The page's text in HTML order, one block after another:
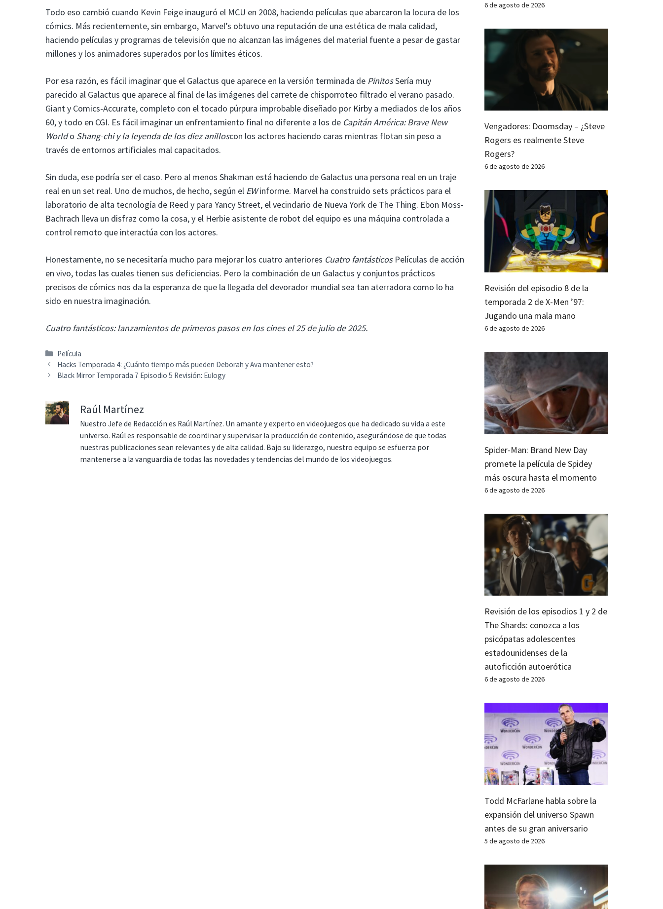
Todo eso cambió cuando Kevin Feige inauguró el MCU en 2008, haciendo películas que abarcaron la locura de los
cómics. Más recientemente, sin embargo, Marvel’s obtuvo una reputación de una estética de mala calidad,
haciendo películas y programas de televisión que no alcanzan las imágenes del material fuente a pesar de gastar
millones y los animadores superados por los límites éticos.
Por esa razón, es fácil imaginar que el Galactus que aparece en la versión terminada de PinitosSería muy
parecido al Galactus que aparece al final de las imágenes del carrete de chisporroteo filtrado el verano pasado.
Giant y Comics-Accurate, completo con el tocado púrpura improbable diseñado por Kirby a mediados de los años
60, y todo en CGI. Es fácil imaginar un enfrentamiento final no diferente a los de Capitán América: Brave New
Worldo Shang-chi y la leyenda de los diez anilloscon los actores haciendo caras mientras flotan sin peso a
través de entornos artificiales mal capacitados.
Sin duda, ese podría ser el caso. Pero al menos Shakman está haciendo de Galactus una persona real en un traje
real en un set real. Uno de muchos, de hecho, según el EWinforme. Marvel ha construido sets prácticos para el
laboratorio de alta tecnología de Reed y para Yancy Street, el vecindario de Nueva York de The Thing. Ebon Moss-
Bachrach lleva un disfraz como la cosa, y el Herbie asistente de robot del equipo es una máquina controlada a
control remoto que interactúa con los actores.
Honestamente, no se necesitaría mucho para mejorar los cuatro anteriores Cuatro fantásticosPelículas de acción
en vivo, todas las cuales tienen sus deficiencias. Pero la combinación de un Galactus y conjuntos prácticos
precisos de cómics nos da la esperanza de que la llegada del devorador mundial sea tan aterradora como lo ha
sido en nuestra imaginación.
Cuatro fantásticos: lanzamientos de primeros pasos en los cines el 25 de julio de 2025.
Categorías
Película
Hacks Temporada 4: ¿Cuánto tiempo más pueden Deborah y Ava mantener esto?
Black Mirror Temporada 7 Episodio 5 Revisión: Eulogy
Raúl Martínez
Nuestro Jefe de Redacción es Raúl Martínez. Un amante y experto en videojuegos que ha dedicado su vida a este
universo. Raúl es responsable de coordinar y supervisar la producción de contenido, asegurándose de que todas
nuestras publicaciones sean relevantes y de alta calidad. Bajo su liderazgo, nuestro equipo se esfuerza por
mantenerse a la vanguardia de todas las novedades y tendencias del mundo de los videojuegos.
6 de agosto de 2026
Vengadores: Doomsday – ¿Steve
Rogers es realmente Steve
Rogers?
6 de agosto de 2026
Revisión del episodio 8 de la
temporada 2 de X-Men ’97:
Jugando una mala mano
6 de agosto de 2026
Spider-Man: Brand New Day
promete la película de Spidey
más oscura hasta el momento
6 de agosto de 2026
Revisión de los episodios 1 y 2 de
The Shards: conozca a los
psicópatas adolescentes
estadounidenses de la
autoficción autoerótica
6 de agosto de 2026
Todd McFarlane habla sobre la
expansión del universo Spawn
antes de su gran aniversario
5 de agosto de 2026